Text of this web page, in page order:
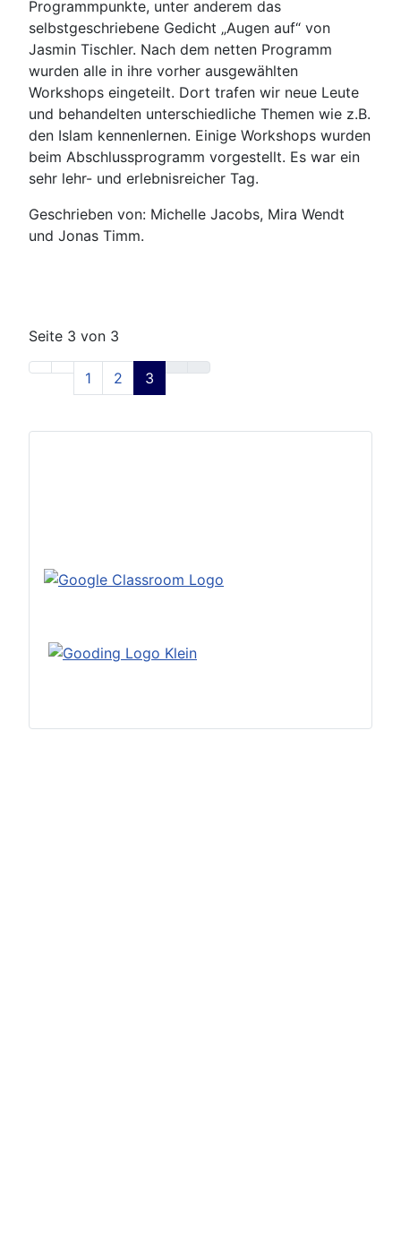
Programmpunkte, unter anderem das
selbstgeschriebene Gedicht „Augen auf“ von
Jasmin Tischler. Nach dem netten Programm
wurden alle in ihre vorher ausgewählten
Workshops eingeteilt. Dort trafen wir neue Leute
und behandelten unterschiedliche Themen wie z.B.
den Islam kennenlernen. Einige Workshops wurden
beim Abschlussprogramm vorgestellt. Es war ein
sehr lehr- und erlebnisreicher Tag.
Geschrieben von: Michelle Jacobs, Mira Wendt
und Jonas Timm.
Seite 3 von 3
1 2 3